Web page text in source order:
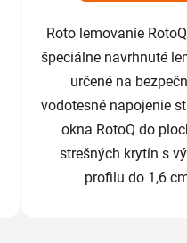
Roto lemovanie
špeciálne navrhnuté
určené na
vodotesné napojenie
okna RotoQ do
strešných krytín s
profilu do 1,6